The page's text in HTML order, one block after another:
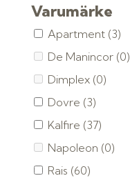
Varumärke
Apartment (3)
De Manincor (0)
Dimplex (0)
Dovre (3)
Kalfire (37)
Napoleon (0)
Rais (60)